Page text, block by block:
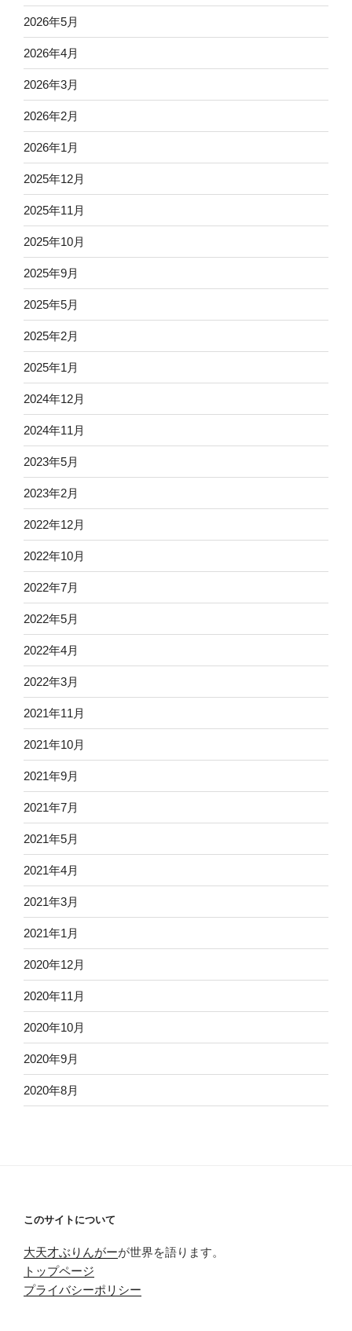
2026年5月
2026年4月
2026年3月
2026年2月
2026年1月
2025年12月
2025年11月
2025年10月
2025年9月
2025年5月
2025年2月
2025年1月
2024年12月
2024年11月
2023年5月
2023年2月
2022年12月
2022年10月
2022年7月
2022年5月
2022年4月
2022年3月
2021年11月
2021年10月
2021年9月
2021年7月
2021年5月
2021年4月
2021年3月
2021年1月
2020年12月
2020年11月
2020年10月
2020年9月
2020年8月
このサイトについて
大天才ぶりんがーが世界を語ります。
トップページ
プライバシーポリシー